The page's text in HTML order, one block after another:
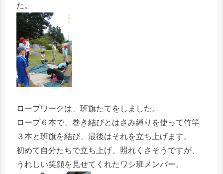
た。
ロープワークは、班旗たてをしました。
ロープ６本で、巻き結びとはさみ縛りを使って竹竿
３本と班旗を結び、最後はそれを立ち上げます。
初めて自分たちで立ち上げ、照れくさそうですが、
うれしい笑顔を見せてくれたワシ班メンバー。